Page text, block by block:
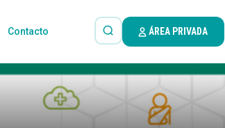
Contacto ÁREA PRIVADA